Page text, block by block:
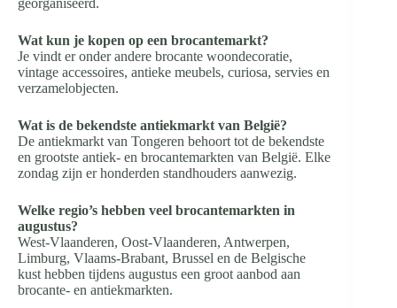
georganiseerd.
Wat kun je kopen op een brocantemarkt?
Je vindt er onder andere brocante woondecoratie,
vintage accessoires, antieke meubels, curiosa, servies en
verzamelobjecten.
Wat is de bekendste antiekmarkt van België?
De antiekmarkt van Tongeren behoort tot de bekendste
en grootste antiek- en brocantemarkten van België. Elke
zondag zijn er honderden standhouders aanwezig.
Welke regio’s hebben veel brocantemarkten in
augustus?
West-Vlaanderen, Oost-Vlaanderen, Antwerpen,
Limburg, Vlaams-Brabant, Brussel en de Belgische
kust hebben tijdens augustus een groot aanbod aan
brocante- en antiekmarkten.